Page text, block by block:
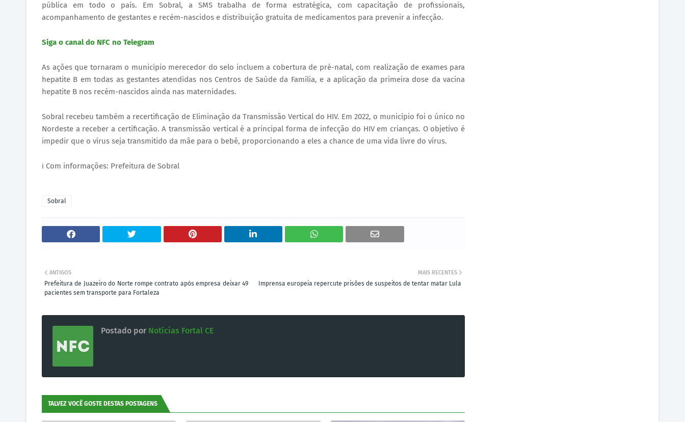
pública em todo o país. Em Sobral, a SMS trabalha de forma estratégica, com capacitação de profissionais,
acompanhamento de gestantes e recém-nascidos e distribuição gratuita de medicamentos para prevenir a infecção.
Siga o canal do NFC no Telegram
As ações que tornaram o município merecedor do selo incluem a cobertura de pré-natal, com realização de exames para
hepatite B em todas as gestantes atendidas nos Centros de Saúde da Família, e a aplicação da primeira dose da vacina
hepatite B nos recém-nascidos ainda nas maternidades.
Sobral recebeu também a recertificação de Eliminação da Transmissão Vertical do HIV. Em 2022, o município foi o único no
Nordeste a receber a certificação. A transmissão vertical é a principal forma de infecção do HIV em crianças. O objetivo é
impedir que o vírus seja transmitido da mãe para o bebê, proporcionando a eles a chance de uma vida livre do vírus.
ℹ️ Com informações: Prefeitura de Sobral
Sobral
MAIS RECENTES
Imprensa europeia repercute prisões de suspeitos de tentar matar Lula
ANTIGOS
Prefeitura de Juazeiro do Norte rompe contrato após empresa deixar 49
pacientes sem transporte para Fortaleza
Postado por Notícias Fortal CE
TALVEZ VOCÊ GOSTE DESTAS POSTAGENS